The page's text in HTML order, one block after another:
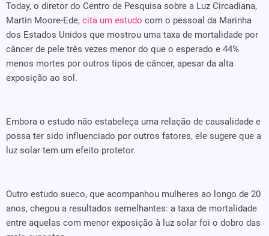
Today, o diretor do Centro de Pesquisa sobre a Luz Circadiana,
Martin Moore-Ede, cita um estudo com o pessoal da Marinha
dos Estados Unidos que mostrou uma taxa de mortalidade por
câncer de pele três vezes menor do que o esperado e 44%
menos mortes por outros tipos de câncer, apesar da alta
exposição ao sol.
Embora o estudo não estabeleça uma relação de causalidade e
possa ter sido influenciado por outros fatores, ele sugere que a
luz solar tem um efeito protetor.
Outro estudo sueco, que acompanhou mulheres ao longo de 20
anos, chegou a resultados semelhantes: a taxa de mortalidade
entre aquelas com menor exposição à luz solar foi o dobro das